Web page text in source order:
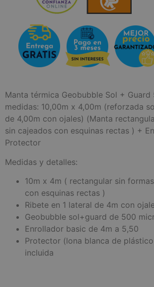
Manta térmica Geobubble Sol +
medidas: 10,00m x 4,00m (reforzada
de 4,00m con ojales) (Manta
sin cajeados con esquinas rectas ) +
Protector
Medidas y detalles:
10m x 4m ( rectangular sin
con esquinas rectas )
Ribete en 1 lateral de 4m con
Geobubble sol+guard de 500
Enrollador basic de 4m a 5,50
Protector (lona blanca de
incluida